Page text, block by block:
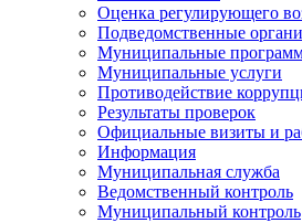
Оценка регулирующего
Подведомственные
Муниципальные
Муниципальные услуги
Противодействие
Результаты проверок
Официальные визиты и
Информация
Муниципальная служба
Ведомственный контроль
Муниципальный контроль